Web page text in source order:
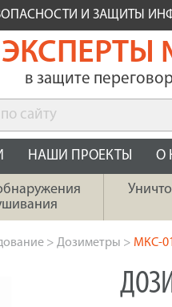
И ЗАЩИТЫ
ЭКСПЕРТЫ
в защите
НАШИ ПРОЕКТЫ О
> Дозиметры > МКС-